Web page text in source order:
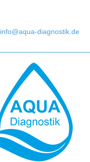
info@aqua-diagnostik.de